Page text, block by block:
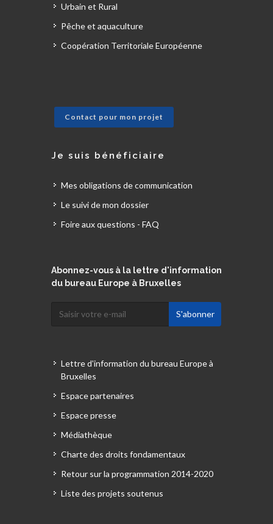
Urbain et Rural
Pêche et aquaculture
Coopération Territoriale Européenne
Contact pour mon projet
Je suis bénéficiaire
Mes obligations de communication
Le suivi de mon dossier
Foire aux questions - FAQ
Abonnez-vous à la lettre d'information
du bureau Europe à Bruxelles
Lettre d'information du bureau Europe à
Bruxelles
Espace partenaires
Espace presse
Médiathèque
Charte des droits fondamentaux
Retour sur la programmation 2014-2020
Liste des projets soutenus